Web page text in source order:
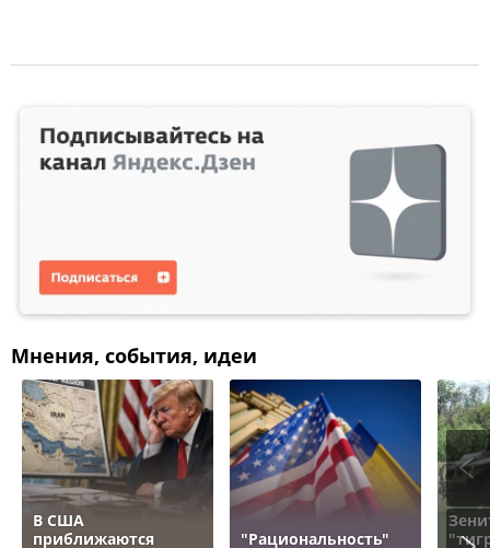
Мнения, события, идеи
В США
приближаются
"Рациональность"